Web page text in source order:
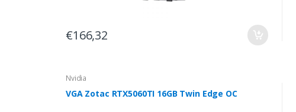
€166,32
Nvidia
VGA Zotac RTX5060TI 16GB Twin Edge OC